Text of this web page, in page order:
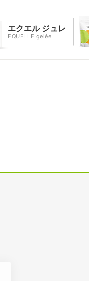
エクエル ジュレ
EQUELLE gelée